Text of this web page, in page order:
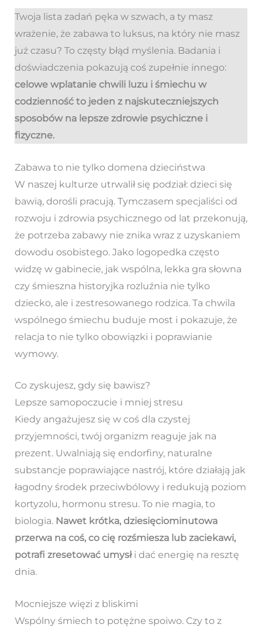
Twoja lista zadań pęka w szwach, a ty masz
wrażenie, że zabawa to luksus, na który nie masz
już czasu? To częsty błąd myślenia. Badania i
doświadczenia pokazują coś zupełnie innego:
celowe wplatanie chwili luzu i śmiechu w
codzienność to jeden z najskuteczniejszych
sposobów na lepsze zdrowie psychiczne i
fizyczne.
Zabawa to nie tylko domena dzieciństwa
W naszej kulturze utrwalił się podział: dzieci się
bawią, dorośli pracują. Tymczasem specjaliści od
rozwoju i zdrowia psychicznego od lat przekonują,
że potrzeba zabawy nie znika wraz z uzyskaniem
dowodu osobistego. Jako logopedka często
widzę w gabinecie, jak wspólna, lekka gra słowna
czy śmieszna historyjka rozluźnia nie tylko
dziecko, ale i zestresowanego rodzica. Ta chwila
wspólnego śmiechu buduje most i pokazuje, że
relacja to nie tylko obowiązki i poprawianie
wymowy.
Co zyskujesz, gdy się bawisz?
Lepsze samopoczucie i mniej stresu
Kiedy angażujesz się w coś dla czystej
przyjemności, twój organizm reaguje jak na
prezent. Uwalniają się endorfiny, naturalne
substancje poprawiające nastrój, które działają jak
łagodny środek przeciwbólowy i redukują poziom
kortyzolu, hormonu stresu. To nie magia, to
biologia. Nawet krótka, dziesięciominutowa
przerwa na coś, co cię rozśmiesza lub zaciekawi,
potrafi zresetować umysłi dać energię na resztę
dnia.
Mocniejsze więzi z bliskimi
Wspólny śmiech to potężne spoiwo. Czy to z